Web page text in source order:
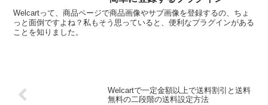
Welcartって、商品ページで商品画像やサブ画像を登録するの、ちょ
っと面倒ですよね？私もそう思っていると、便利なプラグインがある
ことを知りました。
Welcartで一定金額以上で送料割引と送料
無料の二段階の送料設定方法